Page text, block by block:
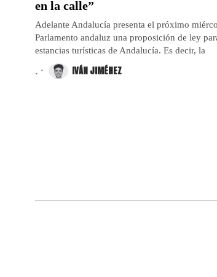
en la calle”
Adelante Andalucía presenta el próximo
Parlamento andaluz una proposición de ley
estancias turísticas de Andalucía. Es decir, la
. IVÁN JIMÉNEZ